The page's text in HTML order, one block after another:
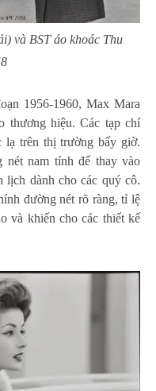
và BST áo khoác Thu
1956-1960, Max Mara
thương hiệu. Các tạp chí
lạ trên thị trường bấy giờ.
nét nam tính để thay vào
lịch dành cho các quý cô.
đường nét rõ ràng, tỉ lệ
và khiến cho các thiết kế